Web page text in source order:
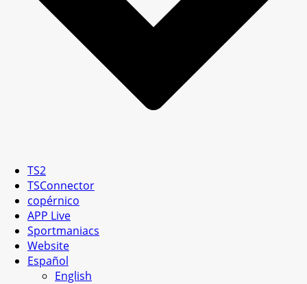
TS2
TSConnector
copérnico
APP Live
Sportmaniacs
Website
Español
English